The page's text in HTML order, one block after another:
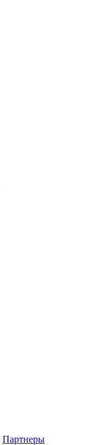
Партнеры